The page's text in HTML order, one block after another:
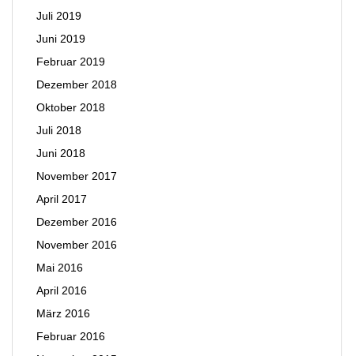
Juli 2019
Juni 2019
Februar 2019
Dezember 2018
Oktober 2018
Juli 2018
Juni 2018
November 2017
April 2017
Dezember 2016
November 2016
Mai 2016
April 2016
März 2016
Februar 2016